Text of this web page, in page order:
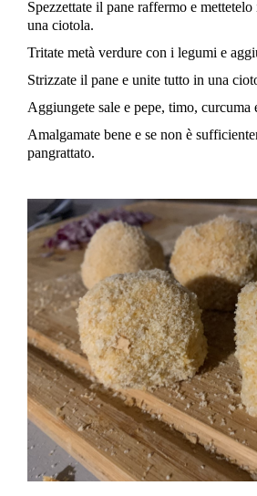
Spezzettate il pane raffermo e
una ciotola.
Tritate metà verdure con i legumi e
Strizzate il pane e unite tutto in una
Aggiungete sale e pepe, timo, curcuma
Amalgamate bene e se non è
pangrattato.